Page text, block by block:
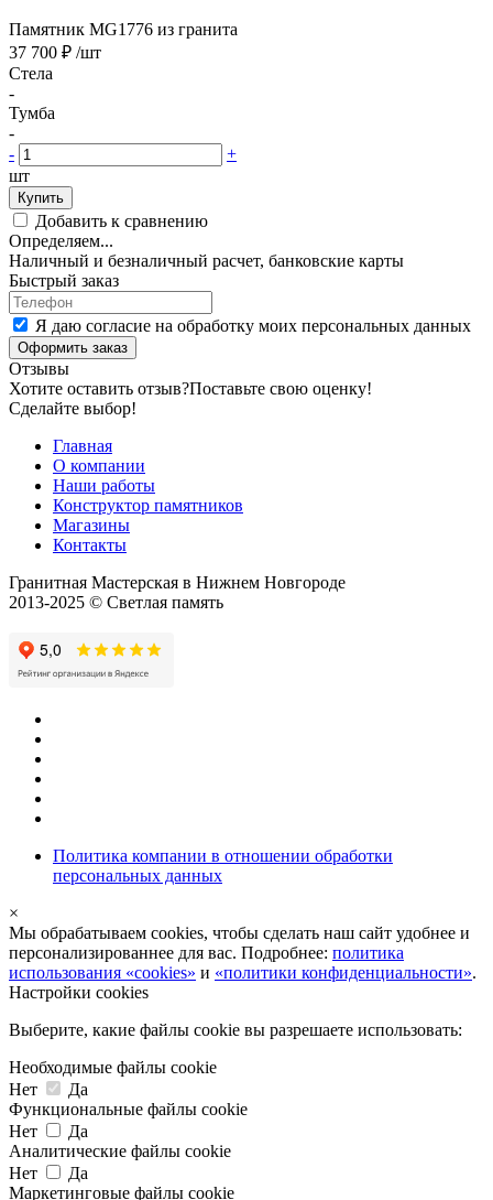
Памятник MG1776 из гранита
37 700 ₽ /шт
Стела
-
Тумба
-
-
+
шт
Купить
Добавить к сравнению
Определяем...
Наличный и безналичный расчет, банковские карты
Быстрый заказ
Я даю согласие на обработку моих персональных данных
Оформить заказ
Отзывы
Хотите оставить отзыв?Поставьте свою оценку!
Сделайте выбор!
Главная
О компании
Наши работы
Конструктор памятников
Магазины
Контакты
Гранитная Мастерская в Нижнем Новгороде
2013-2025 © Светлая память
Политика компании в отношении обработки
персональных данных
×
Мы обрабатываем cookies, чтобы сделать наш сайт удобнее и
персонализированнее для вас. Подробнее: политика
использования «cookies» и «политики конфиденциальности».
Настройки cookies
Выберите, какие файлы cookie вы разрешаете использовать:
Необходимые файлы cookie
Нет
Да
Функциональные файлы cookie
Нет
Да
Аналитические файлы cookie
Нет
Да
Маркетинговые файлы cookie